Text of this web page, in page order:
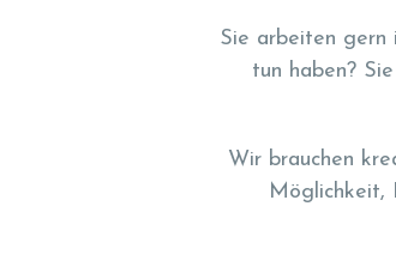
Sie arbeiten gern
tun haben?
Wir brauchen
Möglichkeit,